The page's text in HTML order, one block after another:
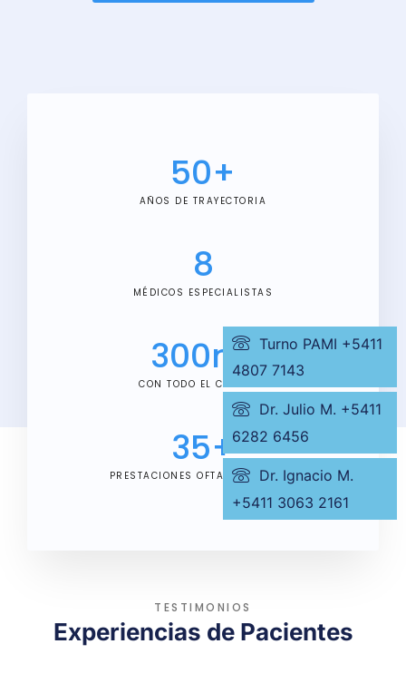
AÑOS DE TRAYECTORIA
50+
MÉDICOS ESPECIALISTAS
8
CON TODO EL CONFORT
300m²
PRESTACIONES OFTALMOLÓGICAS
35+
TESTIMONIOS
Experiencias de Pacientes
Turno PAMI +5411
4807 7143
Dr. Julio M. +5411
6282 6456
Dr. Ignacio M.
+5411 3063 2161